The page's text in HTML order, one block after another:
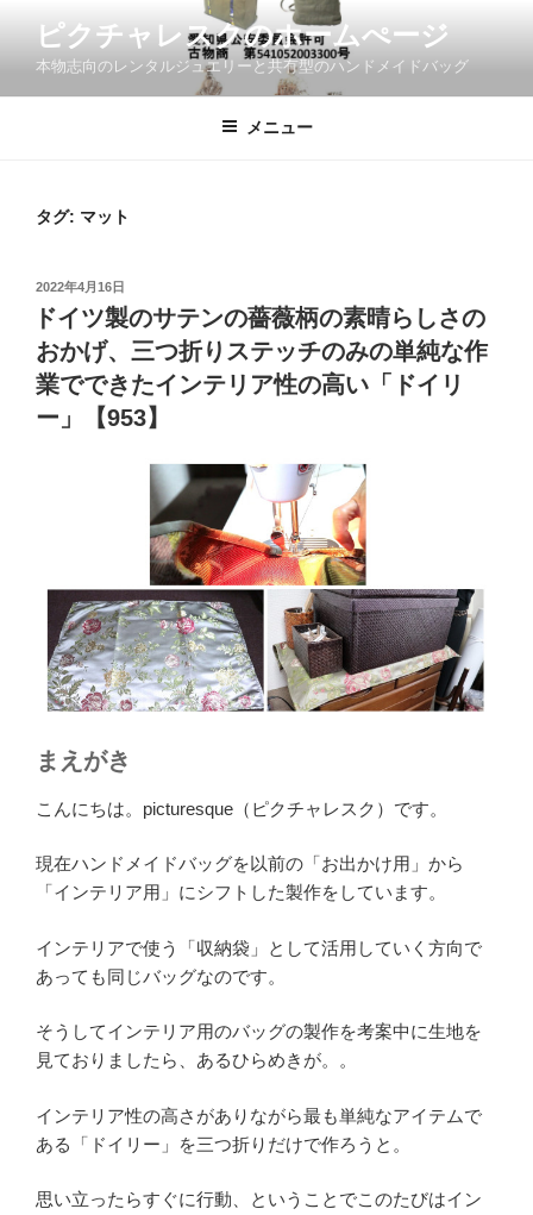
ン
ピクチャレスクのホームぺージ
本物志向のレンタルジュエリーと共有型のハンドメイドバッグ
メニュー
タグ: マット
投
稿
日:
2022年4月16日
ドイツ製のサテンの薔薇柄の素晴らしさの
おかげ、三つ折りステッチのみの単純な作
業でできたインテリア性の高い「ドイリ
ー」【953】
まえがき
こんにちは。picturesque（ピクチャレスク）です。
現在ハンドメイドバッグを以前の「お出かけ用」から
「インテリア用」にシフトした製作をしています。
インテリアで使う「収納袋」として活用していく方向で
あっても同じバッグなのです。
そうしてインテリア用のバッグの製作を考案中に生地を
見ておりましたら、あるひらめきが。。
インテリア性の高さがありながら最も単純なアイテムで
ある「ドイリー」を三つ折りだけで作ろうと。
思い立ったらすぐに行動、ということでこのたびはイン